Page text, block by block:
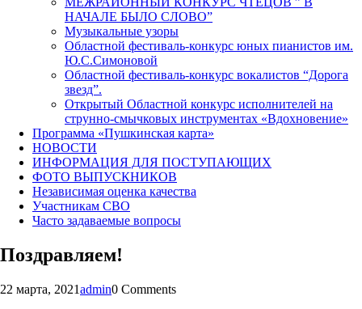
НАЧАЛЕ БЫЛО СЛОВО”
Музыкальные узоры
Областной фестиваль-конкурс юных пианистов им.
Ю.С.Симоновой
Областной фестиваль-конкурс вокалистов “Дорога
звезд”.
Открытый Областной конкурс исполнителей на
струнно-смычковых инструментах «Вдохновение»
Программа «Пушкинская карта»
НОВОСТИ
ИНФОРМАЦИЯ ДЛЯ ПОСТУПАЮЩИХ
ФОТО ВЫПУСКНИКОВ
Независимая оценка качества
Участникам СВО
Часто задаваемые вопросы
Поздравляем!
22 марта, 2021admin0 Comments